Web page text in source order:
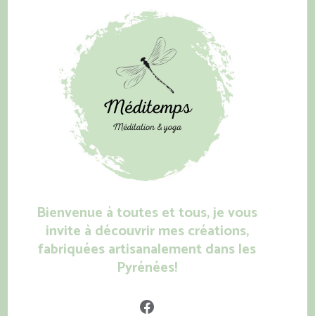
Bienvenue à toutes et tous, je vous
invite à découvrir mes créations,
fabriquées artisanalement dans les
Pyrénées!
Facebook